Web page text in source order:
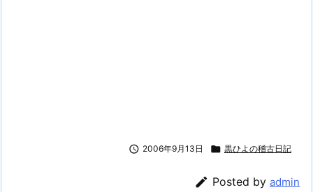
 2006年9月13日  黒ひよの稽古日記
 Posted by admin